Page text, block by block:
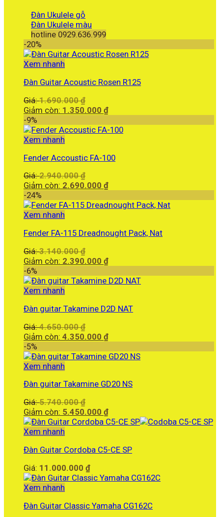
Đàn Ukulele gỗ
Đàn Ukulele màu
hotline 0929.636.999
-20%
Xem nhanh
Đàn Guitar Acoustic Rosen R125
Giá:1.690.000₫
gốc
1.690.000 ₫.
Giảm còn: 1.350.000 ₫Giá
tại
-9%
Xem nhanh
Fender Accoustic FA-100
Giá:2.940.000₫
gốc
2.940.000 ₫.
Giảm còn: 2.690.000 ₫Giá
tại
-24%
Xem nhanh
Fender FA-115 Dreadnought Pack, Nat
Giá:3.140.000₫
gốc
3.140.000 ₫.
Giảm còn: 2.390.000 ₫Giá
tại
-6%
Xem nhanh
Đàn guitar Takamine D2D NAT
Giá:4.650.000₫
gốc
4.650.000 ₫.
Giảm còn: 4.350.000 ₫Giá
tại
-5%
Xem nhanh
Đàn guitar Takamine GD20 NS
Giá:5.740.000₫
gốc
là:
Giảm còn: 5.450.000 ₫Giá
hiện
5.450.000 ₫.
Xem nhanh
Đàn Guitar Cordoba C5-CE SP
Giá: 11.000.000 ₫
Xem nhanh
Đàn Guitar Classic Yamaha CG162C